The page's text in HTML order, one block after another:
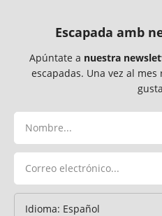
Escapada amb
Apúntate a nuestra
escapadas. Una vez al